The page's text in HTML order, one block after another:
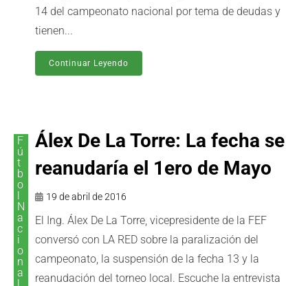
14 del campeonato nacional por tema de deudas y
tienen...
Continuar Leyendo
F
ú
t
b
o
N
a
c
i
o
n
a
Álex De La Torre: La fecha se
reanudaría el 1ero de Mayo
19 de abril de 2016
El Ing. Álex De La Torre, vicepresidente de la FEF
conversó con LA RED sobre la paralización del
campeonato, la suspensión de la fecha 13 y la
reanudación del torneo local. Escuche la entrevista